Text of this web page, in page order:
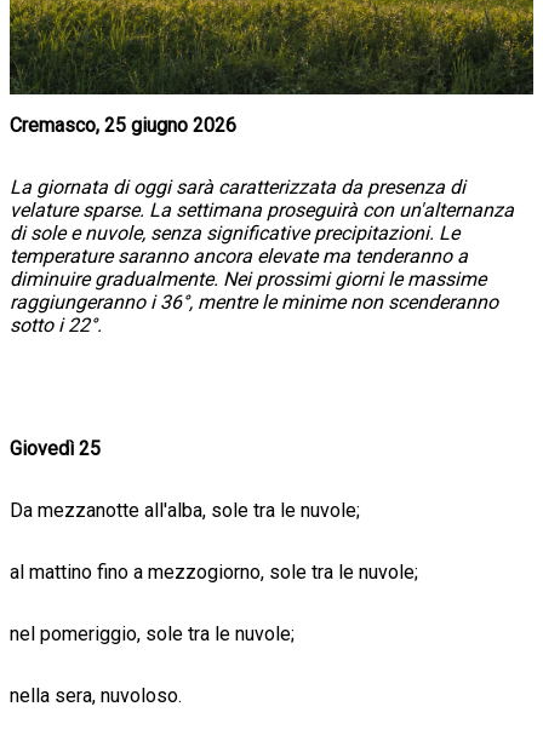
Cremasco, 25 giugno 2026
La giornata di oggi sarà caratterizzata da presenza di
velature sparse. La settimana proseguirà con un'alternanza
di sole e nuvole, senza significative precipitazioni. Le
temperature saranno ancora elevate ma tenderanno a
diminuire gradualmente. Nei prossimi giorni le massime
raggiungeranno i 36°, mentre le minime non scenderanno
sotto i 22°.
Giovedì 25
Da mezzanotte all'alba, sole tra le nuvole;
al mattino fino a mezzogiorno, sole tra le nuvole;
nel pomeriggio, sole tra le nuvole;
nella sera, nuvoloso.